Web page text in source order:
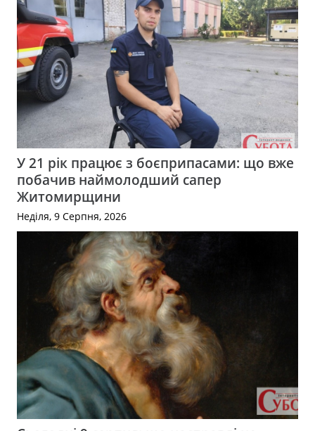
У 21 рік працює з боєприпасами: що вже
побачив наймолодший сапер
Житомирщини
Неділя, 9 Серпня, 2026